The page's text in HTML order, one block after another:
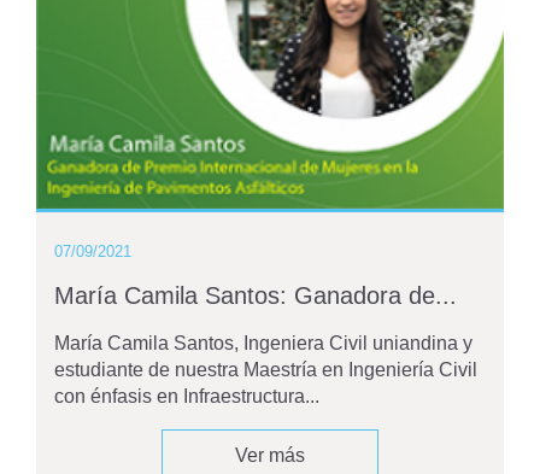
07/09/2021
María Camila Santos: Ganadora de...
María Camila Santos, Ingeniera Civil uniandina y
estudiante de nuestra Maestría en Ingeniería Civil
con énfasis en Infraestructura...
Ver más